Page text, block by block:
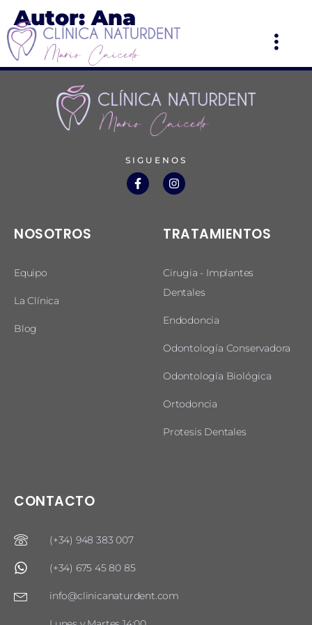
Autor:Ana
SIGUENOS
NOSOTROS
Equipo
La Clínica
Blog
TRATAMIENTOS
Cirugia - Implantes
Dentales
Endodoncia
Odontología Conservadora
Odontología Biológica
Ortodoncia
Protesis Dentales
CONTACTO
(+34) 948 383 007
(+34) 675 45 80 85
info@clinicanaturdent.com